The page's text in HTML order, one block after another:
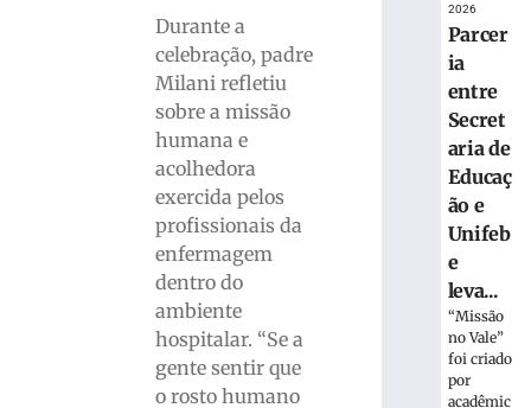
Durante a
celebração, padre
Milani refletiu
sobre a missão
humana e
acolhedora
exercida pelos
profissionais da
enfermagem
dentro do
ambiente
hospitalar. “Se a
gente sentir que
o rosto humano
nesta
sexta-
feira
agosto
VEM
2026
Parcer
ia
entre
Secret
aria de
Educaç
ão e
Unifeb
e
leva...
“Missão
no Vale”
foi criado
por
acadêmic